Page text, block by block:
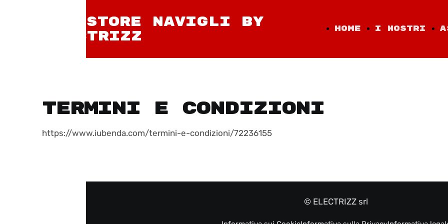
Home I nostri
© ELECTRIZZ srl
NIU STORE NAVIGLI BY
ELECTRIZZ
Termini e Condizioni
https://www.iubenda.com/termini-e-condizioni/72236155